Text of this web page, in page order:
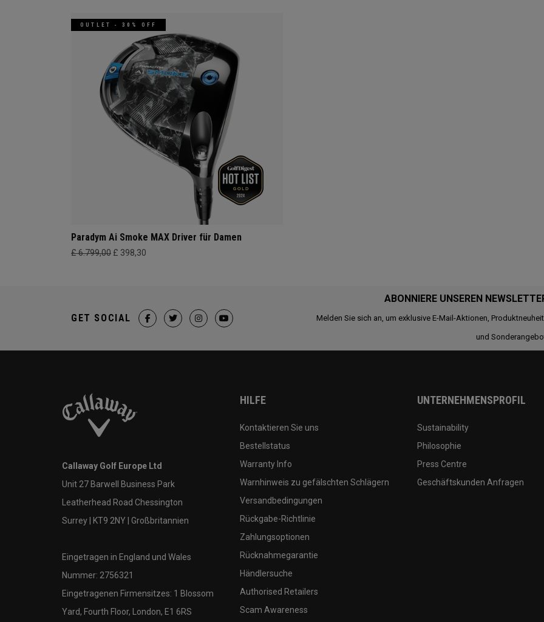
OUTLET - 30% OFF
Paradym Ai Smoke MAX Driver für Damen
£ 6.799,00 £ 398,30
ABONNIERE UNSEREN
Melden Sie sich an, um exklusive E-Mail-Aktionen,
und
GET SOCIAL
Callaway Golf Europe Ltd
Unit 27 Barwell Business Park
Leatherhead Road Chessington
Surrey | KT9 2NY | Großbritannien
Eingetragen in England und Wales
Nummer: 2756321
Eingetragenen Firmensitzes: 1 Blossom
Yard, Fourth Floor, London, E1 6RS
HILFE
Kontaktieren Sie uns
Bestellstatus
Warranty Info
Warnhinweis zu gefälschten Schlägern
Versandbedingungen
Rückgabe-Richtlinie
Zahlungsoptionen
Rücknahmegarantie
Händlersuche
Authorised Retailers
Scam Awareness
UNTERNEHMENSPROFIL
Sustainability
Philosophie
Press Centre
Geschäftskunden Anfragen